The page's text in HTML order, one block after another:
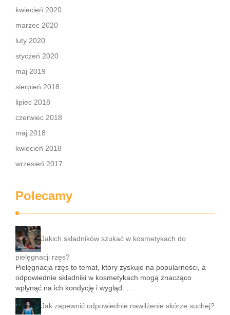
kwiecień 2020
marzec 2020
luty 2020
styczeń 2020
maj 2019
sierpień 2018
lipiec 2018
czerwiec 2018
maj 2018
kwiecień 2018
wrzesień 2017
Polecamy
Jakich składników szukać w kosmetykach do
pielęgnacji rzęs?
Pielęgnacja rzęs to temat, który zyskuje na popularności, a
odpowiednie składniki w kosmetykach mogą znacząco
wpłynąć na ich kondycję i wygląd. …
Jak zapewnić odpowiednie nawilżenie skórze suchej?